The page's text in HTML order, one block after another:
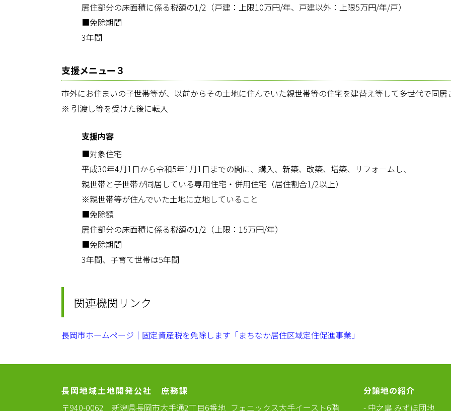
居住部分の床面積に係る税額の1/2（戸建：上限10万円/年、戸建以外：上限5万円/年/戸）
■免除期間
3年間
支援メニュー３
市外にお住まいの子世帯等が、以前からその土地に住んでいた親世帯等の住宅を建替え等して多世代で同
※ 引渡し等を受けた後に転入
支援内容
■対象住宅
平成30年4月1日から令和5年1月1日までの間に、購入、新築、改築、増築、リフォームし、
親世帯と子世帯が同居している専用住宅・併用住宅（居住割合1/2以上）
※親世帯等が住んでいた土地に立地していること
■免除額
居住部分の床面積に係る税額の1/2（上限：15万円/年）
■免除期間
3年間、子育て世帯は5年間
関連機関リンク
長岡市ホームページ｜固定資産税を免除します「まちなか居住区域定住促進事業」
長岡地域土地開発公社 庶務課
〒940-0062 新潟県長岡市大手通2丁目6番地 フェニックス大手イースト6階
分譲地の紹介
中之島 みずほ団地